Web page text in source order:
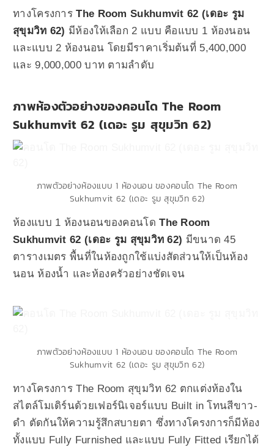
ทางโครงการThe Room Sukhumvit 62 (เดอะ รูม
สุขุมวิท 62) มีห้องให้เลือก 2 แบบ คือแบบ 1 ห้องนอน
และแบบ 2 ห้องนอน โดยมีราคาเริ่มต้นที่ 5,400,000
และ 9,000,000 บาท ตามลำดับ
ภาพห้องตัวอย่างของคอนโด The Room
Sukhumvit 62 (เดอะ รูม สุขุมวิท 62)
ภาพตัวอย่างห้องแบบ 1 ห้องนอน ของคอนโด The Room
Sukhumvit 62 (เดอะ รูม สุขุมวิท 62)
ห้องแบบ 1 ห้องนอนของคอนโด The Room
Sukhumvit 62 (เดอะ รูม สุขุมวิท 62) มีขนาด 45
ตารางเมตร พื้นที่ในห้องถูกใช้แบ่งสัดส่วนให้เป็นห้อง
นอน ห้องน้ำ และห้องครัวอย่างชัดเจน
ภาพตัวอย่างห้องแบบ 1 ห้องนอน ของคอนโด The Room
Sukhumvit 62 (เดอะ รูม สุขุมวิท 62)
ทางโครงการ The Room สุขุมวิท 62 ตกแต่งห้องใน
สไตล์โมเดิร์นด้วยเฟอร์นิเจอร์แบบ Built in โทนสีขาว-
ดำ ตัดกันให้ความรู้สึกสบายตา ซึ่งทางโครงการก็มีห้อง
ทั้งแบบ Fully Furnished และแบบ Fully Fitted เรียกได้